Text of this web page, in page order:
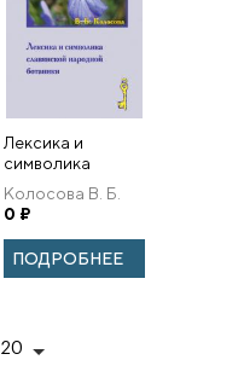
Лексика и
символика
славянской
народной
ботаники.
Этнолингвистический
аспект
Колосова В. Б.
0 ₽
ПОДРОБНЕЕ
20